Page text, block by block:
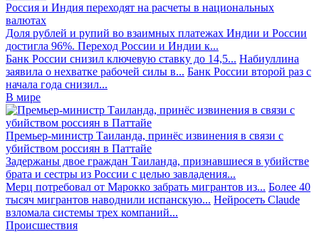
Россия и Индия переходят на расчеты в национальных
валютах
Доля рублей и рупий во взаимных платежах Индии и России
достигла 96%. Переход России и Индии к...
Банк России снизил ключевую ставку до 14,5... Набиуллина
заявила о нехватке рабочей силы в... Банк России второй раз с
начала года снизил...
В мире
Премьер-министр Таиланда, принёс извинения в связи с
убийством россиян в Паттайе
Задержаны двое граждан Таиланда, признавшиеся в убийстве
брата и сестры из России с целью завладения...
Мерц потребовал от Марокко забрать мигрантов из... Более 40
тысяч мигрантов наводнили испанскую... Нейросеть Claude
взломала системы трех компаний...
Происшествия